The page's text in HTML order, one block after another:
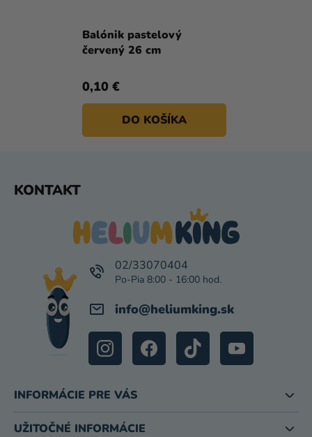
Balónik pastelový
červený 26 cm
0,10 €
DO KOŠÍKA
KONTAKT
info@heliumking.sk
02/33070404
INFORMÁCIE PRE VÁS
UŽITOČNÉ INFORMÁCIE